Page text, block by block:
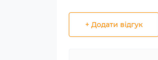
+ Додати відгук